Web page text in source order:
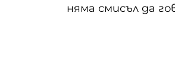
няма смисъл да